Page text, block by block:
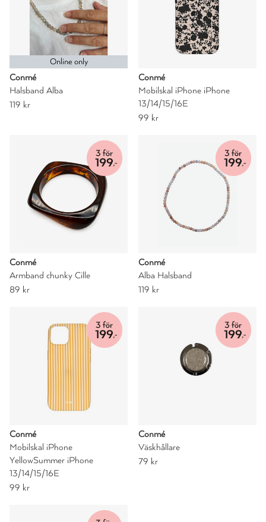
Online only
Conmé
Halsband Alba
119 kr
Conmé
Mobilskal iPhone iPhone
13/14/15/16E
99 kr
Conmé
Armband chunky Cille
89 kr
Conmé
Alba Halsband
119 kr
Conmé
Mobilskal iPhone
YellowSummer iPhone
13/14/15/16E
99 kr
Conmé
Väskhållare
79 kr